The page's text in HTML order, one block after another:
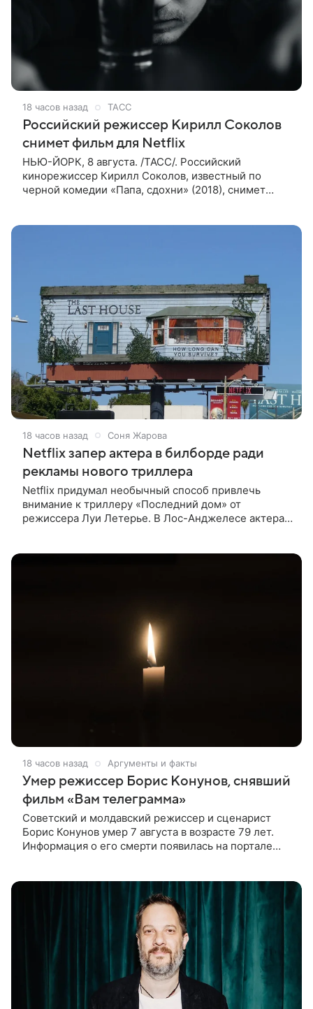
18 часов назад ТАСС
Российский режиссер Кирилл Соколов
снимет фильм для Netflix
НЬЮ-ЙОРК, 8 августа. /ТАСС/. Российский
кинорежиссер Кирилл Соколов, известный по
черной комедии «Папа, сдохни» (2018), снимет
18 часов назад Соня Жарова
Netflix запер актера в билборде ради
рекламы нового триллера
Netflix придумал необычный способ привлечь
внимание к триллеру «Последний дом» от
режиссера Луи Летерье. В Лос-Анджелесе актера
18 часов назад Аргументы и факты
Умер режиссер Борис Конунов, снявший
фильм «Вам телеграмма»
Советский и молдавский режиссер и сценарист
Борис Конунов умер 7 августа в возрасте 79 лет.
Информация о его смерти появилась на портале